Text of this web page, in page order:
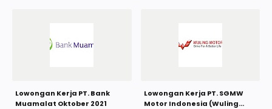
Lowongan Kerja PT. Bank
Muamalat Oktober 2021
Lowongan Kerja PT. SGMW
Motor Indonesia (Wuling